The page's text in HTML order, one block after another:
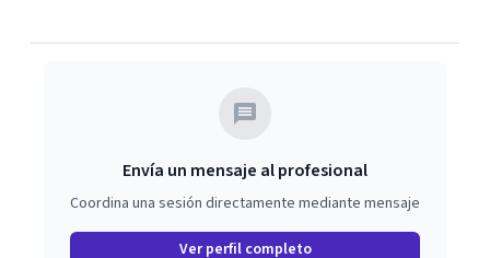
Envía un mensaje al profesional
Coordina una sesión directamente mediante mensaje
Ver perfil completo